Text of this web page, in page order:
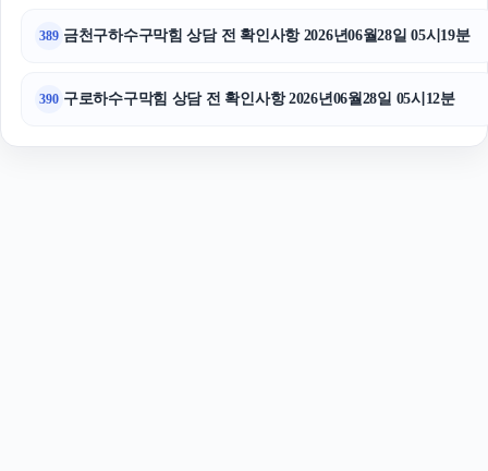
389 금천구하수구막힘 상담 전 확인사항 2026년06월28일 05시19분
390 구로하수구막힘 상담 전 확인사항 2026년06월28일 05시12분